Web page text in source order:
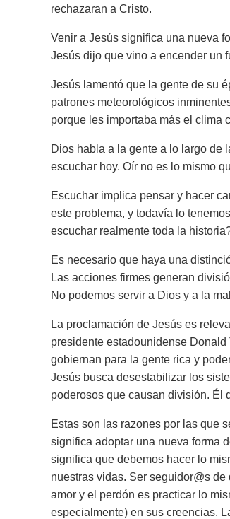
rechazaran a Cristo.
Venir a Jesús significa una nueva
Jesús dijo que vino a encender un
Jesús lamentó que la gente de su
patrones meteorológicos
porque les importaba más el clima
Dios habla a la gente a lo largo de
escuchar hoy. Oír no es lo mismo
Escuchar implica pensar y hacer
este problema, y todavía lo
escuchar realmente toda la
Es necesario que haya una
Las acciones firmes generan
No podemos servir a Dios y a la
La proclamación de Jesús es
presidente estadounidense
gobiernan para la gente rica y
Jesús busca desestabilizar los
poderosos que causan división. Él
Estas son las razones por las que
significa adoptar una nueva forma
significa que debemos hacer lo
nuestras vidas. Ser seguidor@s de
amor y el perdón es practicar lo
especialmente) en sus creencias.